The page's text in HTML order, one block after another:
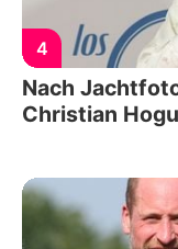
4
Nach
Christian